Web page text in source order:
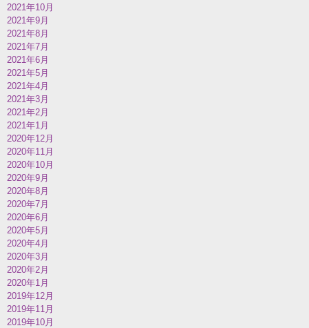
2021年10月
2021年9月
2021年8月
2021年7月
2021年6月
2021年5月
2021年4月
2021年3月
2021年2月
2021年1月
2020年12月
2020年11月
2020年10月
2020年9月
2020年8月
2020年7月
2020年6月
2020年5月
2020年4月
2020年3月
2020年2月
2020年1月
2019年12月
2019年11月
2019年10月